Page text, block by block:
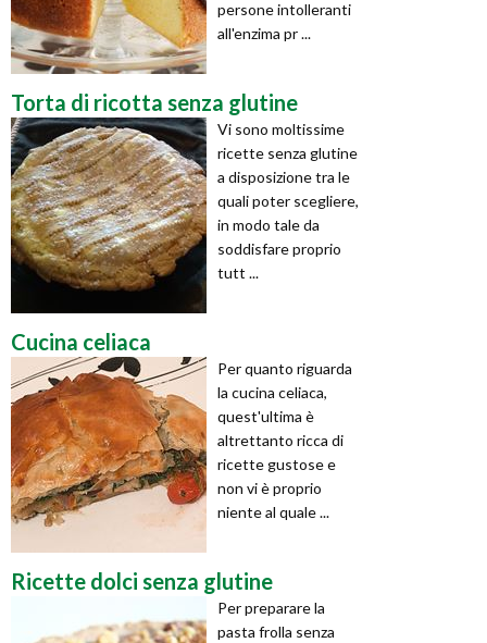
persone intolleranti
all'enzima pr ...
Torta di ricotta senza glutine
Vi sono moltissime
ricette senza glutine
a disposizione tra le
quali poter scegliere,
in modo tale da
soddisfare proprio
tutt ...
Cucina celiaca
Per quanto riguarda
la cucina celiaca,
quest'ultima è
altrettanto ricca di
ricette gustose e
non vi è proprio
niente al quale ...
Ricette dolci senza glutine
Per preparare la
pasta frolla senza